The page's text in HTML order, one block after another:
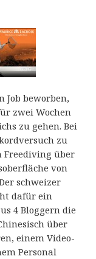
Job beworben,
zwei Wochen
zu gehen. Bei
zu
Freediving über
von
schweizer
dafür ein
4 Bloggern die
über
einem Video-
Personal